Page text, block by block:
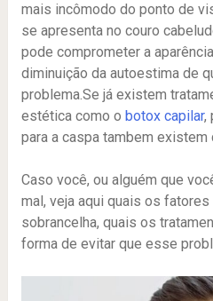
mais incômodo do ponto de
se apresenta no couro
pode comprometer a
diminuição da autoestima de
problema.Se já existem
estética como o botox capilar,
para a caspa tambem existem
Caso você, ou alguém que
mal, veja aqui quais os
sobrancelha, quais os
forma de evitar que esse